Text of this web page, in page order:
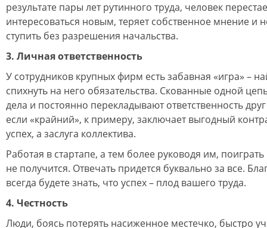
результате пары лет рутинного труда, человек
интересоваться новым, теряет собственное мнение и
ступить без разрешения начальства.
3. Личная ответственность
У сотрудников крупных фирм есть забавная «игра» –
спихнуть на него обязательства. Скованные одной
дела и постоянно перекладывают ответственность
если «крайний», к примеру, заключает выгодный
успех, а заслуга коллектива.
Работая в стартапе, а тем более руководя им,
не получится. Отвечать придется буквально за все.
всегда будете знать, что успех – плод вашего труда.
4. Честность
Люди, боясь потерять насиженное местечко, быстро